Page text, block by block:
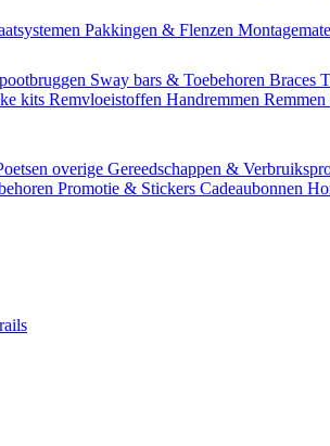
Pakkingen & Flenzen
Sway bars & Toebehoren Braces
kits Remvloeistoffen Handremmen
overige Gereedschappen &
Promotie & Stickers Cadeaubonnen